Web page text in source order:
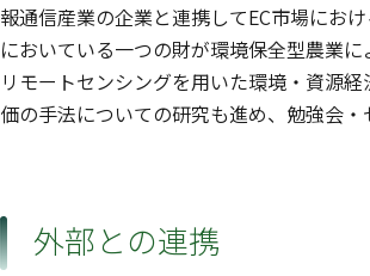
報通信産業の企業と連携してEC市場にお
においている一つの財が環境保全型農業
リモートセンシングを用いた環境・資源
価の手法についての研究も進め、勉強会・
外部との連携